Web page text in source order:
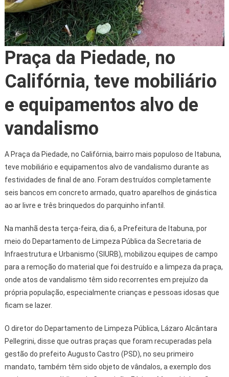
Praça da Piedade, no
Califórnia, teve mobiliário
e equipamentos alvo de
vandalismo
A Praça da Piedade, no Califórnia, bairro mais populoso de Itabuna,
teve mobiliário e equipamentos alvo de vandalismo durante as
festividades de final de ano. Foram destruídos completamente
seis bancos em concreto armado, quatro aparelhos de ginástica
ao ar livre e três brinquedos do parquinho infantil.
Na manhã desta terça-feira, dia 6, a Prefeitura de Itabuna, por
meio do Departamento de Limpeza Pública da Secretaria de
Infraestrutura e Urbanismo (SIURB), mobilizou equipes de campo
para a remoção do material que foi destruído e a limpeza da praça,
onde atos de vandalismo têm sido recorrentes em prejuízo da
própria população, especialmente crianças e pessoas idosas que
ficam se lazer.
O diretor do Departamento de Limpeza Pública, Lázaro Alcântara
Pellegrini, disse que outras praças que foram recuperadas pela
gestão do prefeito Augusto Castro (PSD), no seu primeiro
mandato, também têm sido objeto de vândalos, a exemplo dos